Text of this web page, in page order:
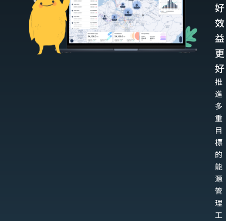
效
益
更
好
推
進
多
重
目
標
的
能
源
管
理
工